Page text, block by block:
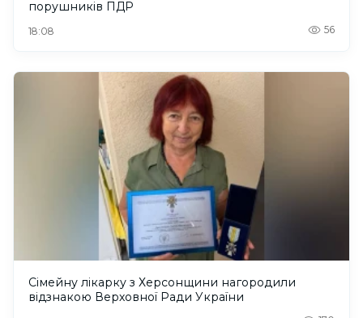
порушників ПДР
18:08 56
Сімейну лікарку з Херсонщини нагородили
відзнакою Верховної Ради України